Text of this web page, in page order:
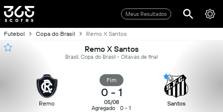
Meus Resultados
Futebol Copa do Brasil Remo X Santos
Remo X Santos
Brasil, Copa do Brasil - Oitavas de final
Remo
Fim
0 - 1
05/08
Agregado
0 - 1
Santos